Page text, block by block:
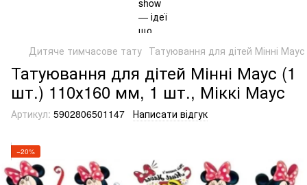
Дитяче тимчасове тату Татуювання для дітей Мінні
Татуювання для дітей Мінні Маус (1
шт.) 110х160 мм, 1 шт., Міккі Маус
Артикул: 5902806501147 Написати відгук
−20%